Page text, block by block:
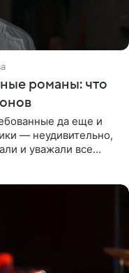
романы: что
да еще и
— неудивительно,
и уважали все